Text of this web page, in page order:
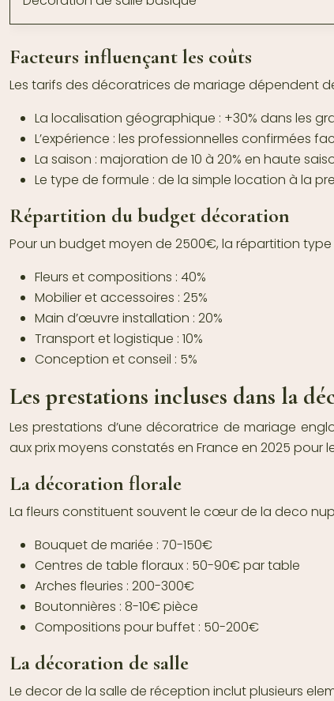
Facteurs influençant les coûts
Les tarifs des décoratrices de mariage dépendent
La localisation géographique : +30% dans les
L’expérience : les professionnelles confirmées
La saison : majoration de 10 à 20% en haute
Le type de formule : de la simple location à la
Répartition du budget décoration
Pour un budget moyen de 2500€, la répartition type
Fleurs et compositions : 40%
Mobilier et accessoires : 25%
Main d’œuvre installation : 20%
Transport et logistique : 10%
Conception et conseil : 5%
Les prestations incluses dans la
Les prestations d’une décoratrice de mariage
aux prix moyens constatés en France en 2025
La décoration florale
La fleurs constituent souvent le cœur de la deco
Bouquet de mariée : 70-150€
Centres de table floraux : 50-90€ par table
Arches fleuries : 200-300€
Boutonnières : 8-10€ pièce
Compositions pour buffet : 50-200€
La décoration de salle
Le decor de la salle de réception inclut plusieurs